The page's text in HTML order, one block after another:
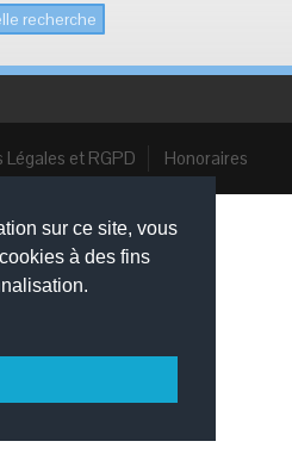
sur ce site, vous
à des fins
recherche
Légales et RGPD Honoraires